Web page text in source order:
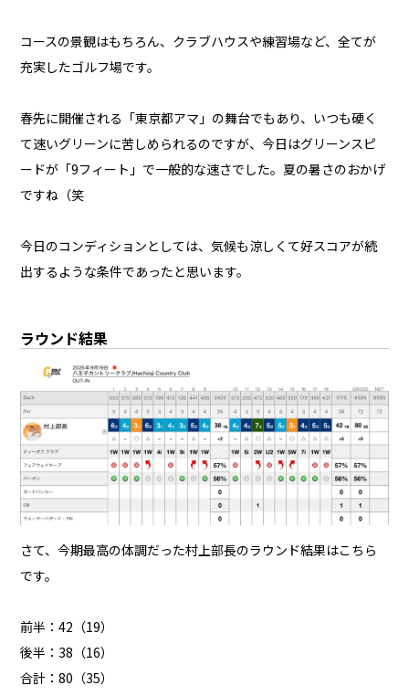
コースの景観はもちろん、クラブハウスや練習場など、全てが
充実したゴルフ場です。
春先に開催される「東京都アマ」の舞台でもあり、いつも硬く
て速いグリーンに苦しめられるのですが、今日はグリーンスピ
ードが「9フィート」で一般的な速さでした。夏の暑さのおかげ
ですね（笑
今日のコンディションとしては、気候も涼しくて好スコアが続
出するような条件であったと思います。
ラウンド結果
さて、今期最高の体調だった村上部長のラウンド結果はこちら
です。
前半：42（19）
後半：38（16）
合計：80（35）